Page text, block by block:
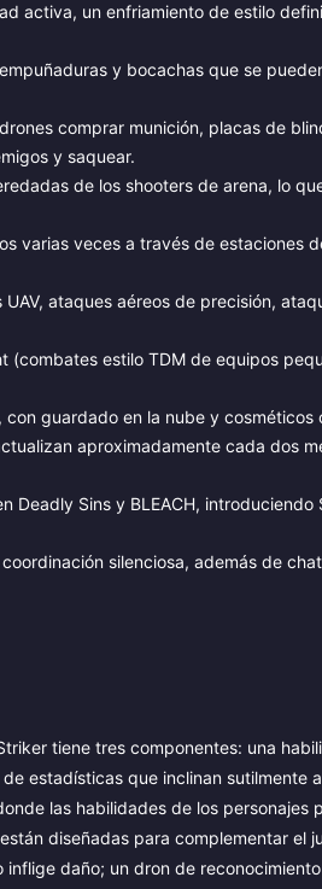
activa, un enfriamiento de estilo
y bocachas que se
comprar munición, placas de
y saquear.
de los shooters de arena, lo
varias veces a través de estaciones
ataques aéreos de precisión,
(combates estilo TDM de equipos
guardado en la nube y cosméticos
aproximadamente cada dos
Deadly Sins y BLEACH,
silenciosa, además de
tiene tres componentes: una
estadísticas que inclinan sutilmente
las habilidades de los personajes
diseñadas para complementar el
daño; un dron de